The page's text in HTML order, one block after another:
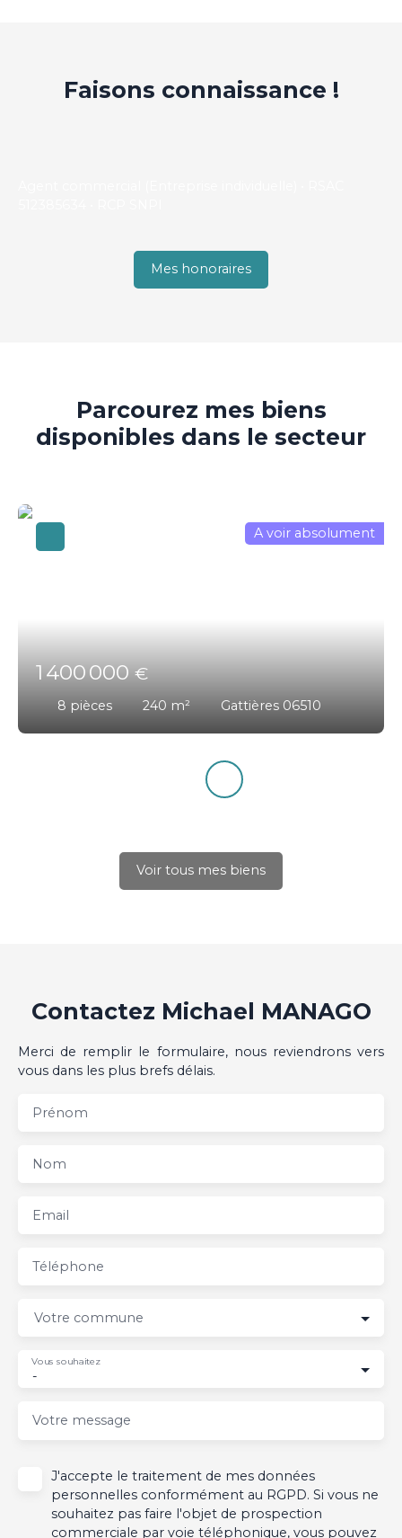
Faisons connaissance !
Mes honoraires
Parcourez mes biens
disponibles dans le secteur
1 400 000€
8 pièces 240 m² Gattières 06510
A voir absolument
Voir tous mes biens
Contactez Michael MANAGO
Merci de remplir le formulaire, nous reviendrons vers
vous dans les plus brefs délais.
Prénom
Nom
Email
Téléphone
Votre commune
-
Vous souhaitez
Votre message
J'accepte le traitement de mes données
personnelles conformément au RGPD. Si vous ne
souhaitez pas faire l'objet de prospection
commerciale par voie téléphonique, vous pouvez